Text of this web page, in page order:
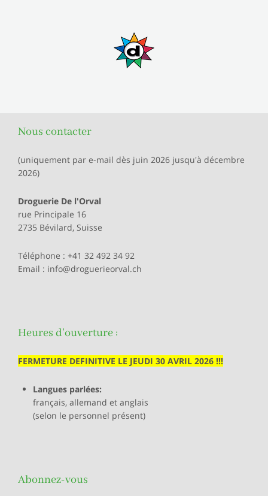
Nous contacter
(uniquement par e-mail dès juin 2026 jusqu'à décembre
2026)
Droguerie De l'Orval
rue Principale 16
2735 Bévilard, Suisse
Téléphone : +41 32 492 34 92
Email : info@droguerieorval.ch
Heures d'ouverture :
FERMETURE DEFINITIVE LE JEUDI 30 AVRIL 2026 !!!
Langues parlées:
français, allemand et anglais
(selon le personnel présent)
Abonnez-vous